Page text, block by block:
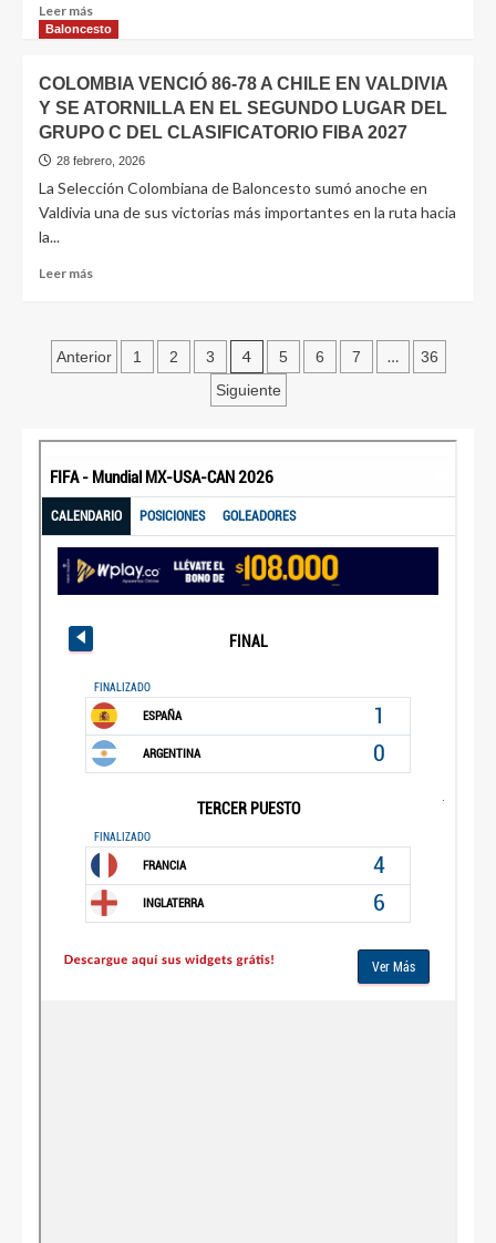
Leer más
Baloncesto
COLOMBIA VENCIÓ 86-78 A CHILE EN VALDIVIA
Y SE ATORNILLA EN EL SEGUNDO LUGAR DEL
GRUPO C DEL CLASIFICATORIO FIBA 2027
28 febrero, 2026
La Selección Colombiana de Baloncesto sumó anoche en
Valdivia una de sus victorias más importantes en la ruta hacia
la...
Leer más
Anterior 1 2 3 4 5 6 7 …
36
Siguiente